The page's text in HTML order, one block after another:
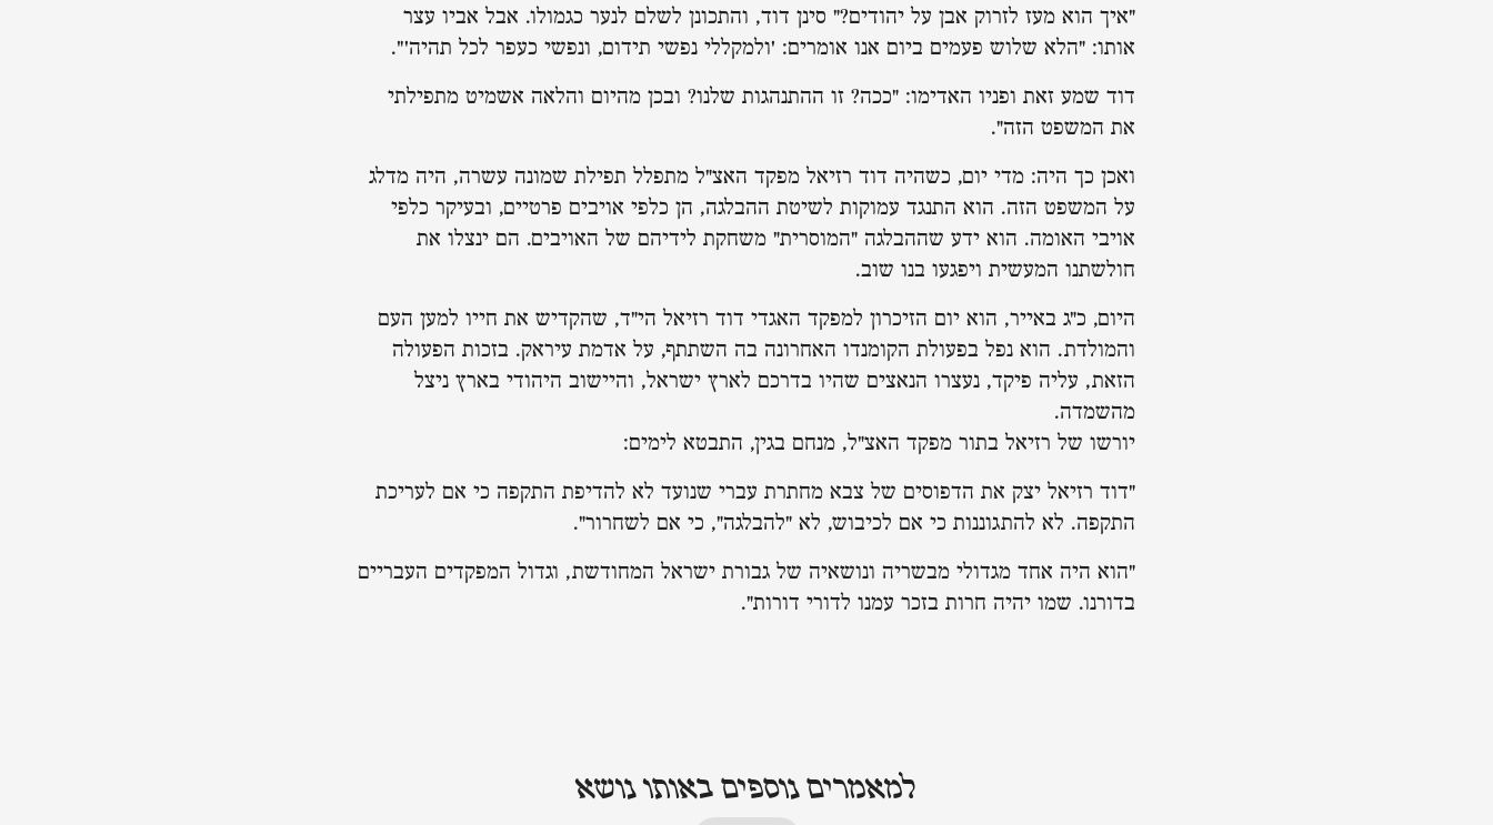
"איך הוא מעז לזרוק אבן על יהודים?" סינן דוד, והתכונן לשלם לנער כגמולו. אבל אביו עצר
אותו: "הלא שלוש פעמים ביום אנו אומרים: 'ולמקללי נפשי תידום, ונפשי כעפר לכל תהיה'".
דוד שמע זאת ופניו האדימו: "ככה? זו ההתנהגות שלנו? ובכן מהיום והלאה אשמיט מתפילתי
את המשפט הזה".
ואכן כך היה: מדי יום, כשהיה דוד רזיאל מפקד האצ"ל מתפלל תפילת שמונה עשרה, היה מדלג
על המשפט הזה. הוא התנגד עמוקות לשיטת ההבלגה, הן כלפי אויבים פרטיים, ובעיקר כלפי
אויבי האומה. הוא ידע שההבלגה "המוסרית" משחקת לידיהם של האויבים. הם ינצלו את
חולשתנו המעשית ויפגעו בנו שוב.
היום, כ"ג באייר, הוא יום הזיכרון למפקד האגדי דוד רזיאל הי"ד, שהקדיש את חייו למען העם
והמולדת. הוא נפל בפעולת הקומנדו האחרונה בה השתתף, על אדמת עיראק. בזכות הפעולה
הזאת, עליה פיקד, נעצרו הנאצים שהיו בדרכם לארץ ישראל, והיישוב היהודי בארץ ניצל
מהשמדה.
יורשו של רזיאל בתור מפקד האצ"ל, מנחם בגין, התבטא לימים:
"דוד רזיאל יצק את הדפוסים של צבא מחתרת עברי שנועד לא להדיפת התקפה כי אם לעריכת
התקפה. לא להתגוננות כי אם לכיבוש, לא "להבלגה", כי אם לשחרור".
"הוא היה אחד מגדולי מבשריה ונושאיה של גבורת ישראל המחודשת, וגדול המפקדים העבריים
בדורנו. שמו יהיה חרות בזכר עמנו לדורי דורות".
למאמרים נוספים באותו נושא